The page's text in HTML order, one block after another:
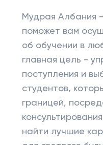
Мудрая Албания
поможет вам
об обучении в
главная цель -
поступления и
студентов,
границей,
найти лучшие